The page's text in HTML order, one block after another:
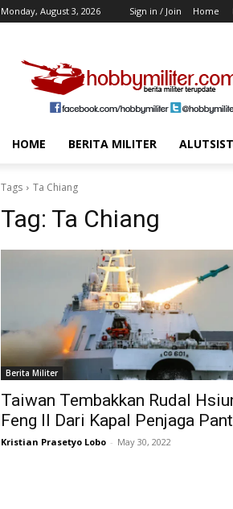
Monday, August 3, 2026 Sign in / Join Home
HOME BERITA MILITER
Tags Ta Chiang
Tag: Ta Chiang
Berita Militer
Taiwan Tembakkan Rudal
Feng II Dari Kapal Penjaga
Kristian Prasetyo Lobo - May 30, 2022